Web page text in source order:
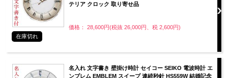
テリア クロック 取り寄せ品
価格： 28,600円(税抜 26,000円、税 2,600円)
在庫切れ
名入れ 文字書き 壁掛け時計 セイコー SEIKO 電波時計 エ
ンブレム EMBLEM スイープ 連続秒針 HS559W 結婚記念